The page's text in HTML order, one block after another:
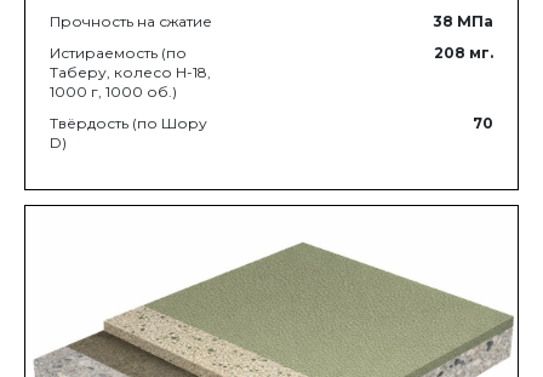
Прочность на сжатие
38 МПа
Истираемость (по
Таберу, колесо Н-18,
1000 г, 1000 об.)
208 мг.
Твёрдость (по Шору
D)
70